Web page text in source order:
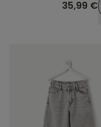
35,99 €